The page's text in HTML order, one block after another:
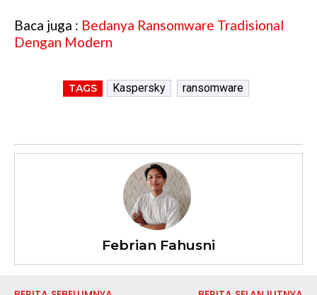
Baca juga : Bedanya Ransomware Tradisional
Dengan Modern
TAGS Kaspersky ransomware
Febrian Fahusni